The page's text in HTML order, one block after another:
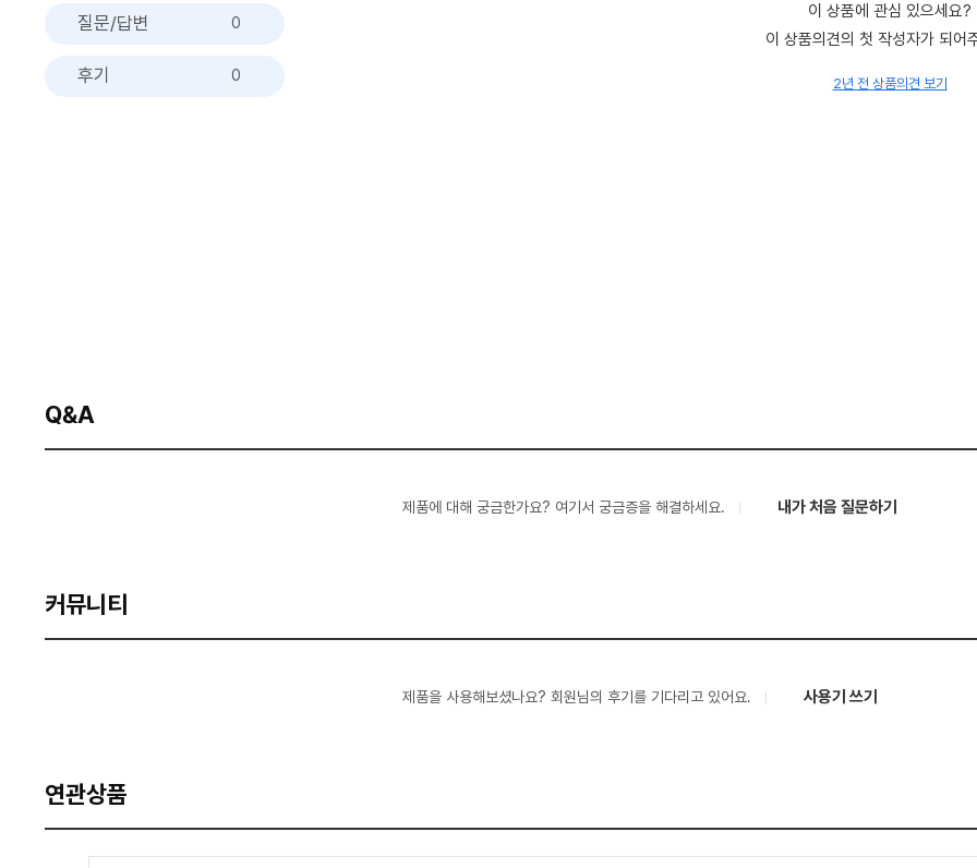
질문/답변 0
후기 0
이 상품에 관심 있으세요?
이 상품의견의 첫 작성자가 되어
2년 전 상품의견 보기
Q&A
제품에 대해 궁금한가요? 여기서 궁금증을 해결하세요. 내가 처음 질문하기
커뮤니티
제품을 사용해보셨나요? 회원님의 후기를 기다리고 있어요. 사용기 쓰기
연관상품